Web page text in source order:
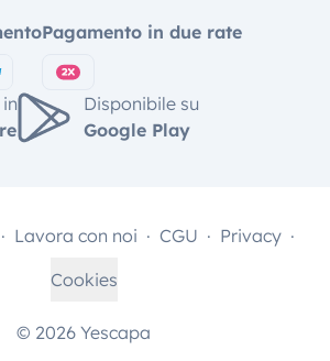
Pagamento in due rate
Disponibile su
Google Play
© 2026 Yescapa
Lavora con noi CGU
Privacy
Cookies